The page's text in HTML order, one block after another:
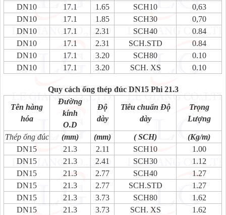
DN10
17.1 1.65 SCH10
0,63
DN10
17.1 1.85 SCH30
0,70
DN10
17.1 2.31 SCH40
0.84
DN10
17.1 2.31 SCH.STD
0.84
DN10
17.1 3.20 SCH80
0.10
DN10
17.1 3.20 SCH. XS 0.10
Quy cách ống thép đúc DN15 Phi 21.3
Tên hàng
hóa
Đường
kính
O.D
Độ
dày
Tiêu chuẩn Độ
dày
Trọng
Lượng
Thép ống đúc (mm) (mm) ( SCH)
(Kg/m)
DN15
21.3 2.11 SCH10
1.00
DN15
21.3 2.41 SCH30
1.12
DN15
21.3 2.77 SCH40
1.27
DN15
21.3 2.77 SCH.STD
1.27
DN15
21.3 3.73 SCH80
1.62
DN15
21.3 3.73 SCH. XS
1.62